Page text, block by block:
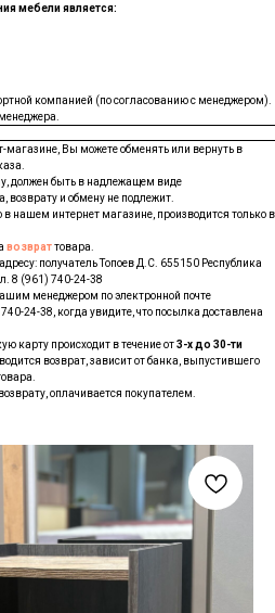
мебели является:
компанией (по согласованию с менеджером).
Вы можете обменять или вернуть в
должен быть в надлежащем виде
возврату и обмену не подлежит.
нашем интернет магазине, производится только в
возвраттовара.
получатель Топоев Д.С. 655150 Республика
8 (961) 740-24-38
менеджером по электронной почте
24-38, когда увидите, что посылка доставлена
карту происходит в течение от3-х до 30-ти
возврат, зависит от банка, выпустившего
оплачивается покупателем.